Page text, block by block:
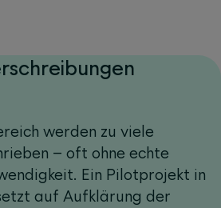
werden zu viele
– oft ohne echte
Ein Pilotprojekt in
auf Aufklärung der